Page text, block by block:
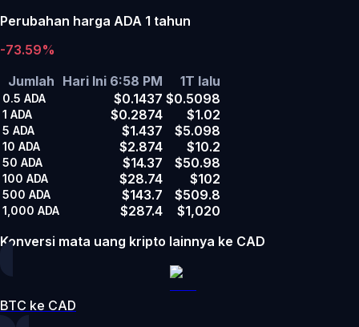
Perubahan harga ADA 1 tahun
-73.59%
Jumlah Hari Ini 6:58 PM 1T lalu
0.5 ADA $0.1437 $0.5098
1 ADA $0.2874 $1.02
5 ADA $1.437 $5.098
10 ADA $2.874 $10.2
50 ADA $14.37 $50.98
100 ADA $28.74 $102
500 ADA $143.7 $509.8
1,000 ADA $287.4
$1,020
Konversi mata uang kripto lainnya ke CAD
BTC ke CAD